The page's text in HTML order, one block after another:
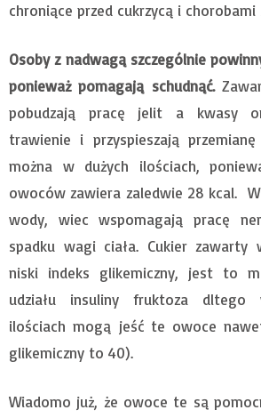
chroniące przed cukrzycą i chorobami
Osoby z nadwagą szczególnie
ponieważ pomagają schudnąć.
pobudzają pracę jelit a kwasy
trawienie i przyspieszają
można w dużych ilościach,
owoców zawiera zaledwie 28 kcal.
wody, wiec wspomagają pracę
spadku wagi ciała. Cukier zawarty
niski indeks glikemiczny, jest to
udziału insuliny fruktoza dltego
ilościach mogą jeść te owoce
glikemiczny to 40).
Wiadomo już, że owoce te są